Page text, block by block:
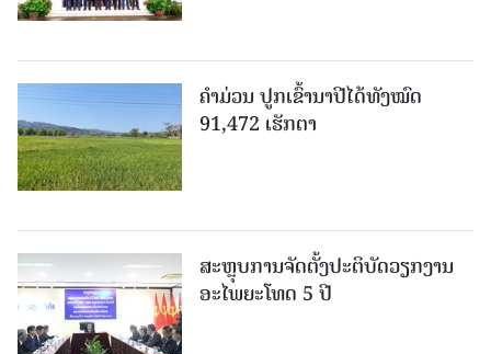
ຄໍາມ່ວນ ປູກເຂົ້ານາປີໄດ້ທັງໝົດ
91,472 ເຮັກຕາ
ສະຫຼຸບການຈັດຕັ້ງປະຕິບັດວຽກງານ
ອະໄພຍະໂທດ 5 ປີ